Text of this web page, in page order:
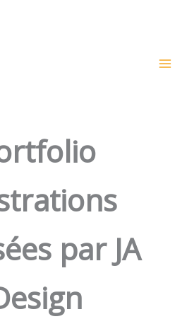
par JA